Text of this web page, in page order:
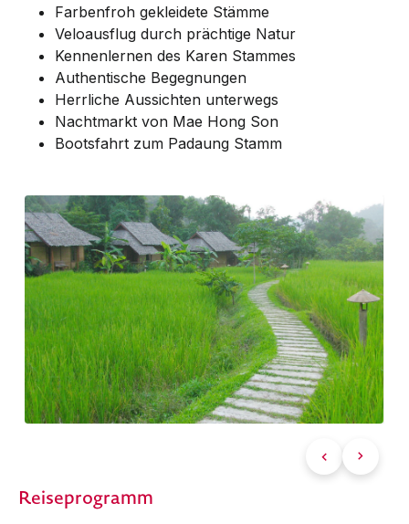
Farbenfroh gekleidete Stämme
Veloausflug durch prächtige Natur
Kennenlernen des Karen Stammes
Authentische Begegnungen
Herrliche Aussichten unterwegs
Nachtmarkt von Mae Hong Son
Bootsfahrt zum Padaung Stamm
Reiseprogramm